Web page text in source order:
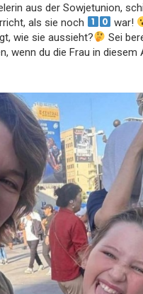
aus der Sowjetunion,
als sie noch
war!
wie sie aussieht?
Sei
wenn du die Frau in diesem